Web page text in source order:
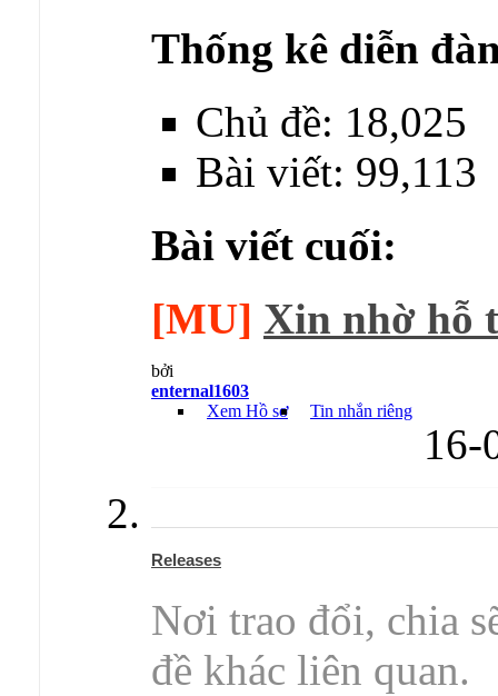
Thống kê diễn
Chủ đề: 18,025
Bài viết: 99,113
Bài viết cuối:
[MU] Xin nhờ hỗ
bởi
enternal1603
Xem Hồ sơ
Tin nhắn riêng
Releases
Nơi trao đổi, chia
đề khác liên quan.